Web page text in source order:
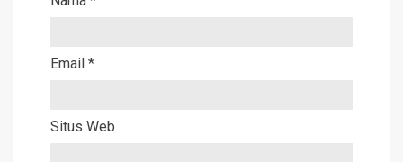
Email *
Situs Web